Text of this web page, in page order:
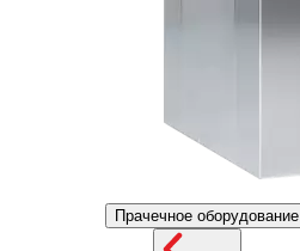
Прачечное оборудование